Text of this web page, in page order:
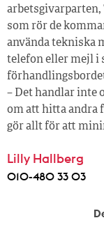
som rör de
använda tekniska
telefon eller mejl i
– Det handlar inte
om att hitta andra
gör allt för att
Lilly Hallberg
010-480 33 03